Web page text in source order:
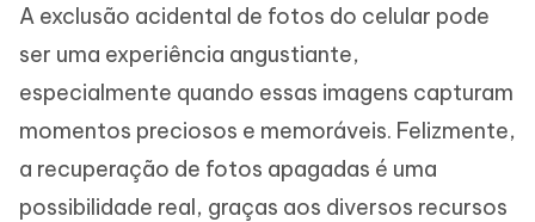
iAnyGo
A exclusão acidental de fotos do celular pode
ser uma experiência angustiante,
especialmente quando essas imagens capturam
momentos preciosos e memoráveis. Felizmente,
a recuperação de fotos apagadas é uma
possibilidade real, graças aos diversos recursos